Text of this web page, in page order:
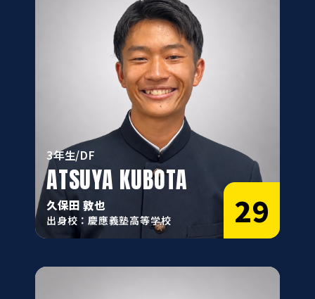
29
3年生/DF
ATSUYA KUBOTA
久保田 敦也
出身校：慶應義塾高等学校